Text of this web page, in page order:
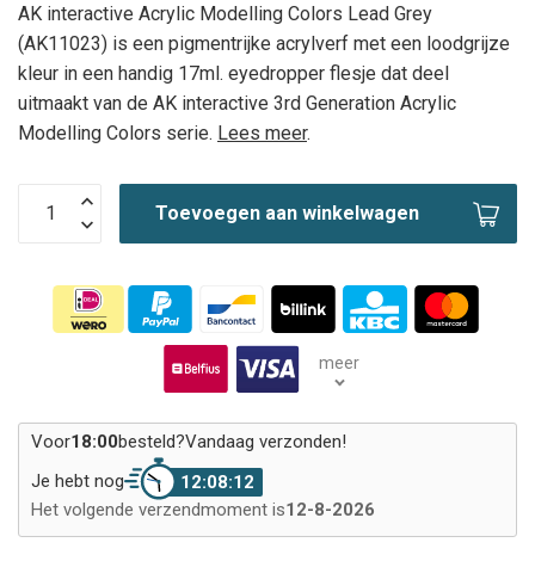
AK interactive Acrylic Modelling Colors Lead Grey
(AK11023) is een pigmentrijke acrylverf met een loodgrijze
kleur in een handig 17ml. eyedropper flesje dat deel
uitmaakt van de AK interactive 3rd Generation Acrylic
Modelling Colors serie. Lees meer.
Toevoegen aan winkelwagen
meer
Voor18:00besteld?Vandaag verzonden!
Je hebt nog
12:08:11
Het volgende verzendmoment is12-8-2026